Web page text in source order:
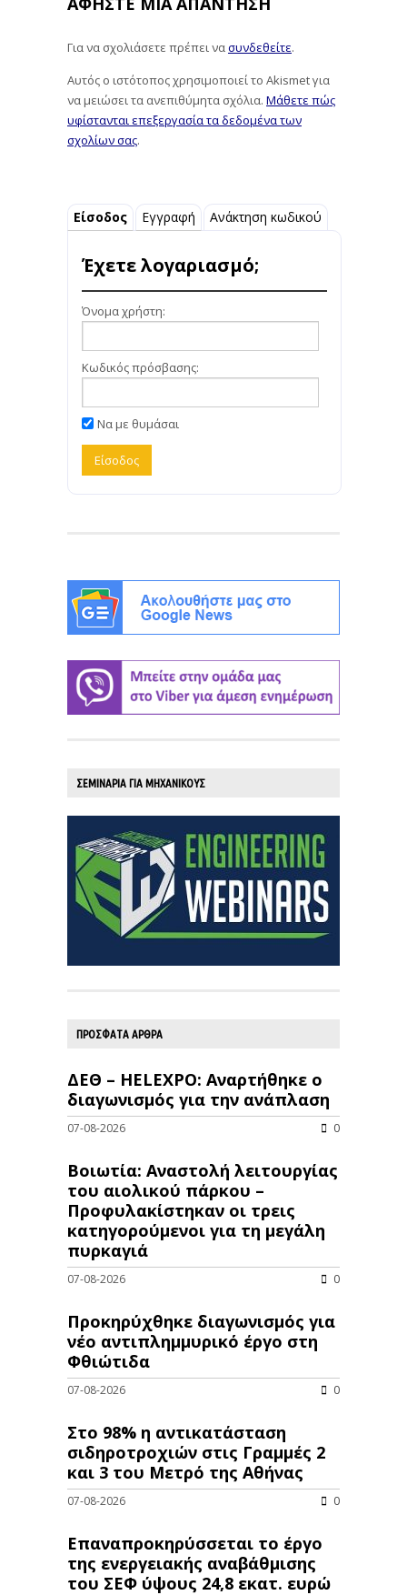
Για να σχολιάσετε πρέπει νασυνδεθείτε.
Αυτός ο ιστότοπος χρησιμοποιεί το Akismet για
να μειώσει τα ανεπιθύμητα σχόλια. Μάθετε πώς
υφίστανται επεξεργασία τα δεδομένα των
σχολίων σας.
Είσοδος Εγγραφή Ανάκτηση κωδικού
Έχετε λογαριασμό;
Όνομα χρήστη:
Κωδικός πρόσβασης:
Να με θυμάσαι
ΣΕΜΙΝΑΡΙΑ ΓΙΑ ΜΗΧΑΝΙΚΟΥΣ
ΠΡΟΣΦΑΤΑ ΑΡΘΡΑ
ΔΕΘ – HELEXPO: Αναρτήθηκε ο
διαγωνισμός για την ανάπλαση
07-08-2026 0
Βοιωτία: Αναστολή λειτουργίας
του αιολικού πάρκου –
Προφυλακίστηκαν οι τρεις
κατηγορούμενοι για τη μεγάλη
πυρκαγιά
07-08-2026 0
Προκηρύχθηκε διαγωνισμός για
νέo αντιπλημμυρικό έργο στη
Φθιώτιδα
07-08-2026 0
Στο 98% η αντικατάσταση
σιδηροτροχιών στις Γραμμές 2
και 3 του Μετρό της Αθήνας
07-08-2026 0
Επαναπροκηρύσσεται το έργο
της ενεργειακής αναβάθμισης
του ΣΕΦ ύψους 24,8 εκατ. ευρώ